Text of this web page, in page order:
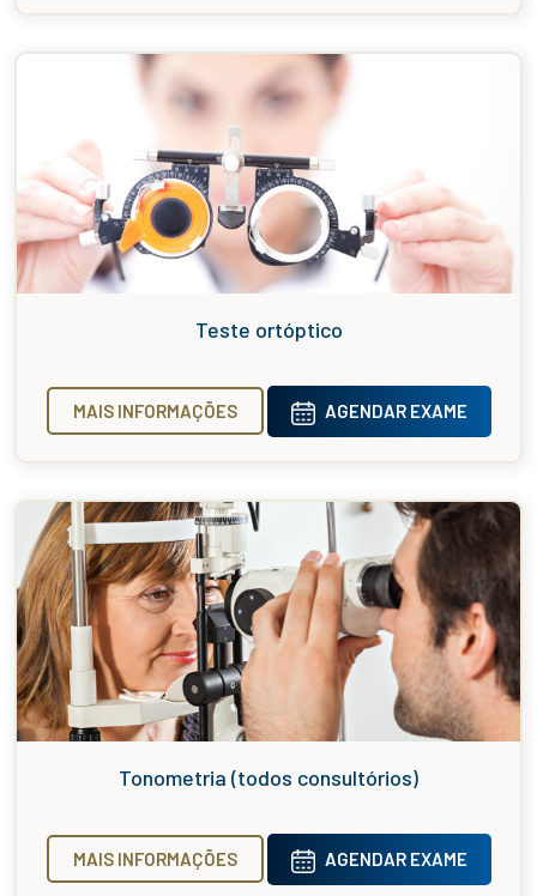
Teste ortóptico
MAIS INFORMAÇÕES AGENDAR EXAME
Tonometria (todos consultórios)
MAIS INFORMAÇÕES AGENDAR EXAME